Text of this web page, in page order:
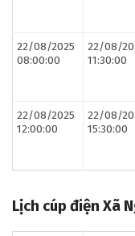
22/08/2025
08:00:00
22/08/
11:30:00
22/08/2025
12:00:00
22/08/
15:30:00
Lịch cúp điện Xã